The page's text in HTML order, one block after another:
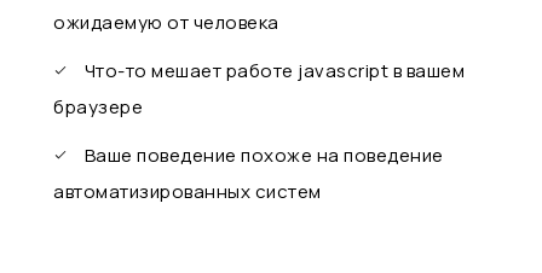
ожидаемую от человека
Что-то мешает работе javascript в вашем
браузере
Ваше поведение похоже на поведение
автоматизированных систем